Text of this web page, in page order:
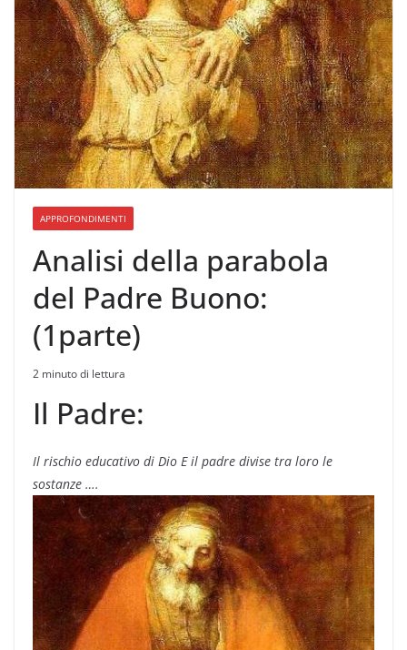
APPROFONDIMENTI
Analisi della parabola
del Padre Buono:
(1parte)
2 minuto di lettura
Il Padre:
Il rischio educativo di Dio E il padre divise tra loro le
sostanze ….